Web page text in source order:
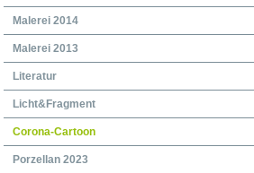
Malerei 2014
Malerei 2013
Literatur
Licht&Fragment
Corona-Cartoon
Porzellan 2023